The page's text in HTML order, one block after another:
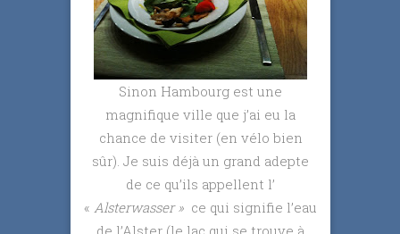
Sinon Hambourg est une
magnifique ville que j’ai eu la
chance de visiter (en vélo bien
sûr). Je suis déjà un grand adepte
de ce qu’ils appellent l’
« Alsterwasser » ce qui signifie l’eau
de l’Alster (le lac qui se trouve à